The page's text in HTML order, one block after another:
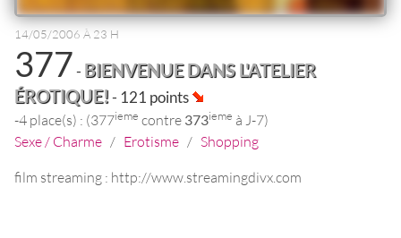
14/05/2006 À 23 H
377- BIENVENUE DANS L'ATELIER
ÉROTIQUE!- 121 points
-4 place(s) : (377ieme contre 373ieme à J-7)
Sexe / Charme / Erotisme / Shopping
film streaming : http://www.streamingdivx.com